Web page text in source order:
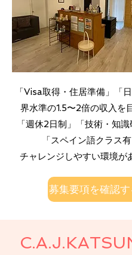
「Visa取得・住居準備」「​
界水準の1.5〜2倍の収入を
「週休2日制」「技術・知識
「スペイン語クラス有
チャレンジしやすい環境が
募集要項を確認す